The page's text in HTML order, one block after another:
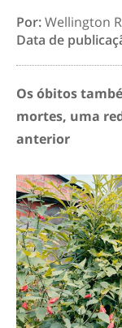
Por:Wellington
Data de
Os óbitos
mortes, uma
anterior